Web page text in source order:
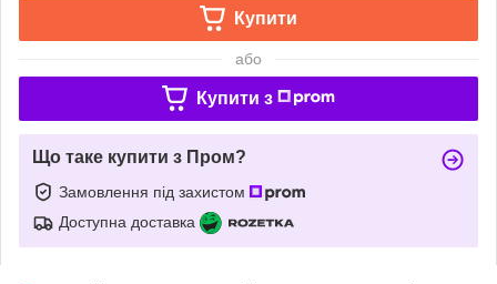
Купити
або
Купити з
Що таке купити з Пром?
Замовлення під захистом
Доступна доставка